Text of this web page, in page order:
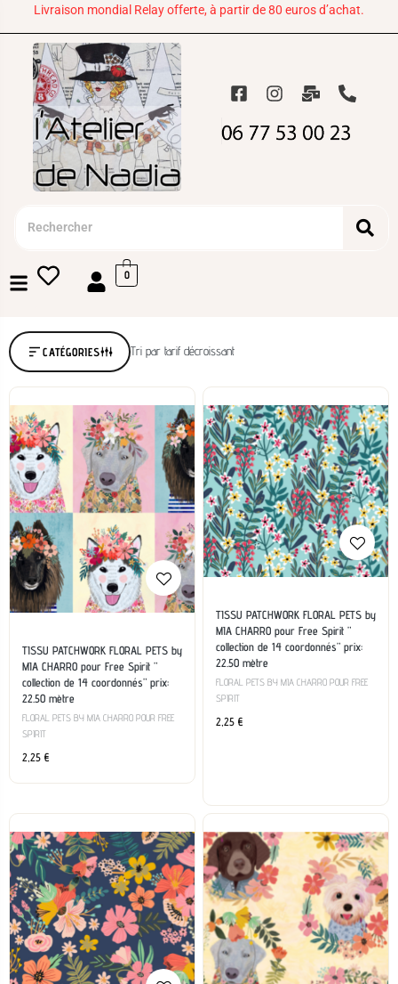
Livraison mondial Relay offerte, à partir de 80 euros d’achat.
0
CATÉGORIES Tri par tarif décroissant
TISSU PATCHWORK FLORAL PETS by
MIA CHARRO pour Free Spirit ”
collection de 14 coordonnés” prix:
22.50 mètre
FLORAL PETS BY MIA CHARRO POUR FREE
SPIRIT
2,25 €
TISSU PATCHWORK FLORAL PETS by
MIA CHARRO pour Free Spirit ”
collection de 14 coordonnés” prix:
22.50 mètre
FLORAL PETS BY MIA CHARRO POUR FREE
SPIRIT
2,25 €